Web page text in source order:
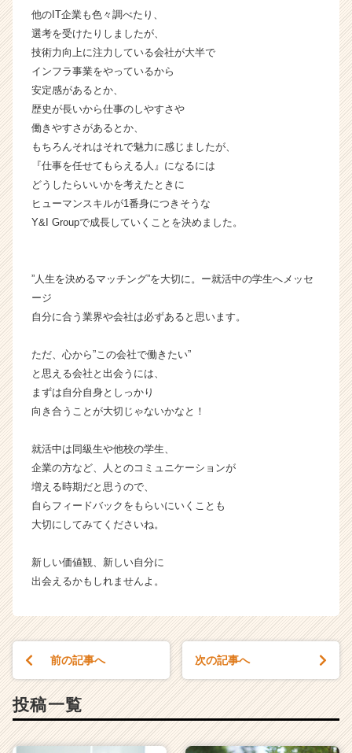
r
C
a
r
r）
他のIT企業も色々調べたり、
選考を受けたりしましたが、
技術力向上に注力している会社が大半で
インフラ事業をやっているから
安定感があるとか、
歴史が長いから仕事のしやすさや
働きやすさがあるとか、
もちろんそれはそれで魅力に感じましたが、
『仕事を任せてもらえる人』になるには
どうしたらいいかを考えたときに
ヒューマンスキルが1番身につきそうな
Y&I Groupで成長していくことを決めました。
”人生を決めるマッチング”を大切に。ー就活中の学生へメッセ
ージ
自分に合う業界や会社は必ずあると思います。
ただ、心から”この会社で働きたい”
と思える会社と出会うには、
まずは自分自身としっかり
向き合うことが大切じゃないかなと！
就活中は同級生や他校の学生、
企業の方など、人とのコミュニケーションが
増える時期だと思うので、
自らフィードバックをもらいにいくことも
大切にしてみてくださいね。
新しい価値観、新しい自分に
出会えるかもしれませんよ。
前の記事へ 次の記事へ
投稿一覧